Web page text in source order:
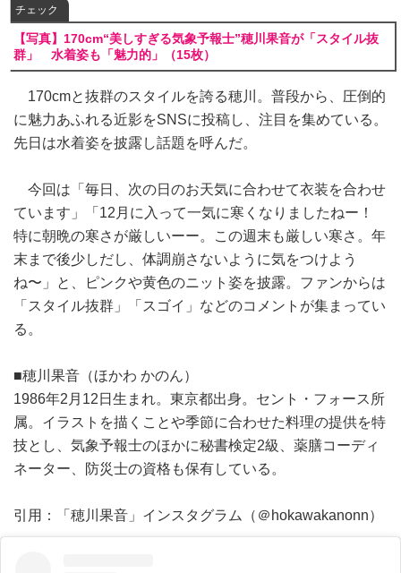
チェック
【写真】170cm“美しすぎる気象予報士”穂川果音が「スタイル抜
群」 水着姿も「魅力的」（15枚）
170cmと抜群のスタイルを誇る穂川。普段から、圧倒的
に魅力あふれる近影をSNSに投稿し、注目を集めている。
先日は水着姿を披露し話題を呼んだ。
今回は「毎日、次の日のお天気に合わせて衣装を合わせ
ています」「12月に入って一気に寒くなりましたねー！
特に朝晩の寒さが厳しいーー。この週末も厳しい寒さ。年
末まで後少しだし、体調崩さないように気をつけよう
ね〜」と、ピンクや黄色のニット姿を披露。ファンからは
「スタイル抜群」「スゴイ」などのコメントが集まってい
る。
■穂川果音（ほかわ かのん）
1986年2月12日生まれ。東京都出身。セント・フォース所
属。イラストを描くことや季節に合わせた料理の提供を特
技とし、気象予報士のほかに秘書検定2級、薬膳コーディ
ネーター、防災士の資格も保有している。
引用：「穂川果音」インスタグラム（＠hokawakanonn）